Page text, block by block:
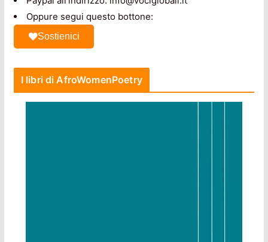
Oppure segui questo bottone:
Sostienici
I libri di AfroWomenPoetry